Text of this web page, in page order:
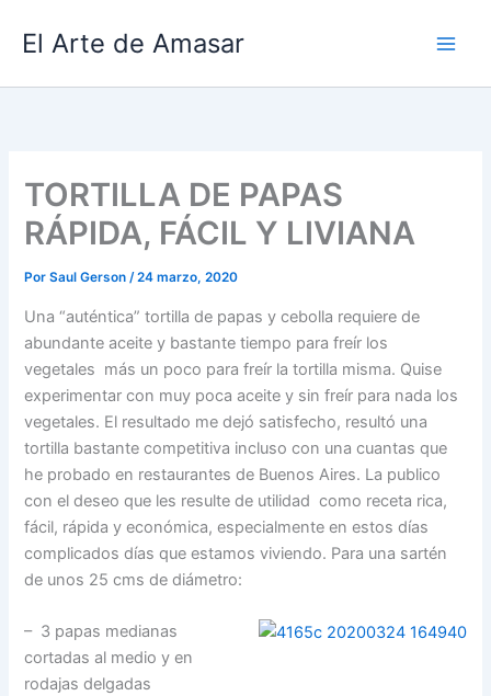
El Arte de Amasar
TORTILLA DE PAPAS
RÁPIDA, FÁCIL Y LIVIANA
PorSaul Gerson/24 marzo, 2020
Una “auténtica” tortilla de papas y cebolla requiere de
abundante aceite y bastante tiempo para freír los
vegetales más un poco para freír la tortilla misma. Quise
experimentar con muy poca aceite y sin freír para nada los
vegetales. El resultado me dejó satisfecho, resultó una
tortilla bastante competitiva incluso con una cuantas que
he probado en restaurantes de Buenos Aires. La publico
con el deseo que les resulte de utilidad como receta rica,
fácil, rápida y económica, especialmente en estos días
complicados días que estamos viviendo. Para una sartén
de unos 25 cms de diámetro:
– 3 papas medianas
cortadas al medio y en
rodajas delgadas